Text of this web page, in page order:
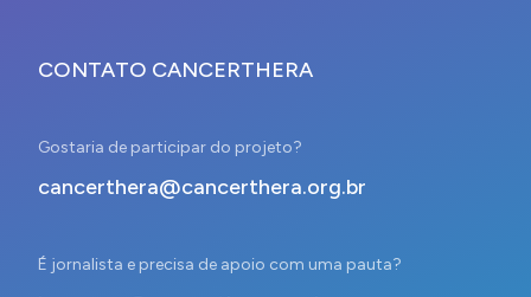
CONTATO CANCERTHERA
Gostaria de participar do projeto?
cancerthera@cancerthera.org.br
É jornalista e precisa de apoio com uma pauta?